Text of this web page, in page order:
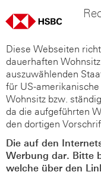
Diese Webseiten
dauerhaften
auszuwählenden
für US-
Wohnsitz bzw.
da die aufgeführten
den dortigen
Die auf den
Werbung dar. Bitte
welche über den